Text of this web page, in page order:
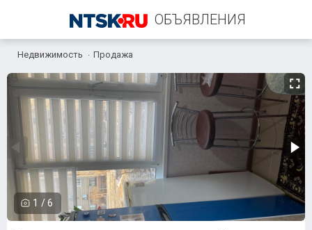
ОБЪЯВЛЕНИЯ
+7 (987) 777-20-79
Недвижимость Продажа
1 / 6